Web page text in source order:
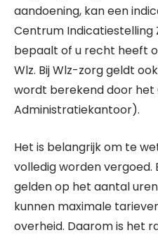
aandoening, kan een
Centrum Indicatiestelling
bepaalt of u recht heeft
Wlz. Bij Wlz-zorg geldt
wordt berekend door het
Administratiekantoor).
Het is belangrijk om te
volledig worden vergoed.
gelden op het aantal
kunnen maximale
overheid. Daarom is het